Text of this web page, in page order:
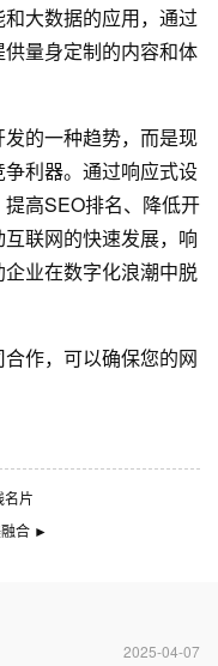
大数据的应用，通过
量身定制的内容和体
发的一种趋势，而是现
利器。通过响应式设
高SEO排名、降低开
联网的快速发展，响
业在数字化浪潮中脱
合作，可以确保您的网
名片
合 ►
2025-04-07